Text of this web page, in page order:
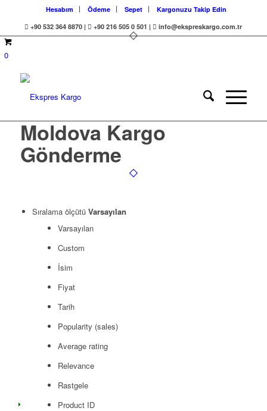
Hesabım Ödeme Sepet
Kargonuzu Takip Edin
+90 532 364 8870 |
+90 216 505 0 501 | info@ekspreskargo.com.tr
0
Moldova Kargo
Gönderme
Sıralama ölçütü Varsayılan
Varsayılan
Custom
İsim
Fiyat
Tarih
Popularity (sales)
Average rating
Relevance
Rastgele
Product ID